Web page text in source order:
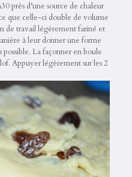
près d’une source de chaleur
que celle-ci double de volume
de travail légèrement fariné et
à leur donner une forme
La façonner en boule
Appuyer légèrement sur les 2